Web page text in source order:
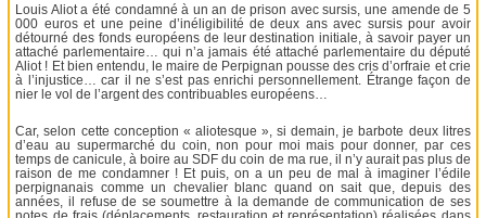
Louis Aliot a été condamné à un an de prison avec sursis, une amende de 5
000 euros et une peine d’inéligibilité de deux ans avec sursis pour avoir
détourné des fonds européens de leur destination initiale, à savoir payer un
attaché parlementaire… qui n’a jamais été attaché parlementaire du député
Aliot ! Et bien entendu, le maire de Perpignan pousse des cris d’orfraie et crie
à l’injustice… car il ne s’est pas enrichi personnellement. Étrange façon de
nier le vol de l’argent des contribuables européens…
Car, selon cette conception « aliotesque », si demain, je barbote deux litres
d’eau au supermarché du coin, non pour moi mais pour donner, par ces
temps de canicule, à boire au SDF du coin de ma rue, il n’y aurait pas plus de
raison de me condamner ! Et puis, on a un peu de mal à imaginer l’édile
perpignanais comme un chevalier blanc quand on sait que, depuis des
années, il refuse de se soumettre à la demande de communication de ses